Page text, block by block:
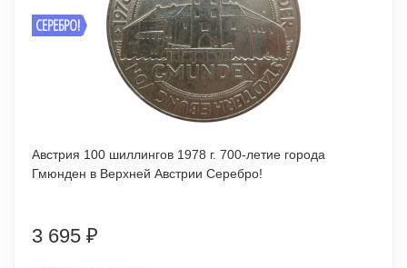
СЕРЕБРО!
Австрия 100 шиллингов 1978 г. 700-летие города
Гмюнден в Верхней Австрии Серебро!
3 695 ₽